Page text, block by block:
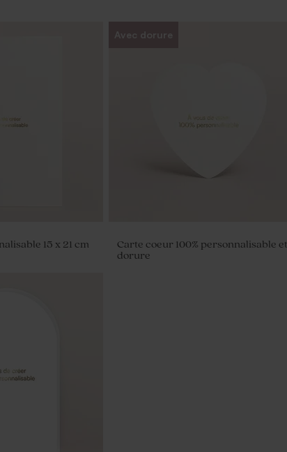
15 x 21 cm
Avec dorure
Carte coeur 100% personnalisable et
dorure